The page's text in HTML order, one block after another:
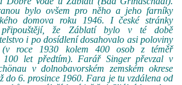
bylo ovšem pro něho a jeho farníky
domova roku 1946. I české stránky
připouštějí, že Záblatí bylo v té době
i po dosídlení dosahovalo asi poloviny
(v roce 1930 kolem 400 osob z téměř
100 let předtím). Farář Singer převzal v
v dolnobavorském zemském okrese
do 6. prosince 1960. Fara je tu vzdálena od